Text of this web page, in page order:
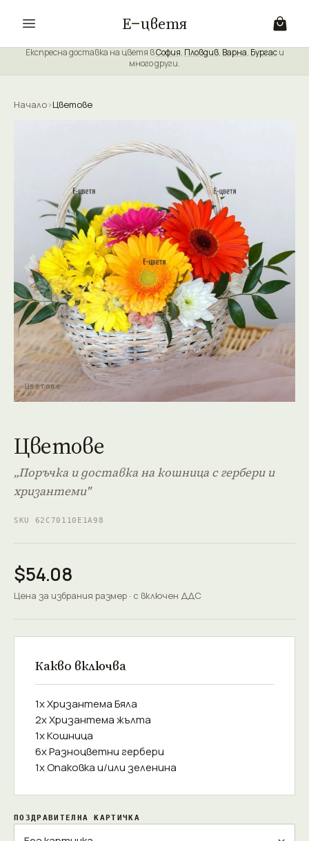
Е цветя
Експресна доставка на цветя вСофия, Пловдив, Варна, Бургаси
много други.
Начало›Цветове
Цветове
Цветове
„Поръчка и доставка на кошница с гербери и
хризантеми"
SKU 62C70110E1A98
$54.08
Цена за избрания размер · с включен ДДС
Какво включва
1x Хризантема Бяла
2x Хризантема жълта
1x Кошница
6x Разноцветни гербери
1x Опаковка и/или зеленина
ПОЗДРАВИТЕЛНА КАРТИЧКА